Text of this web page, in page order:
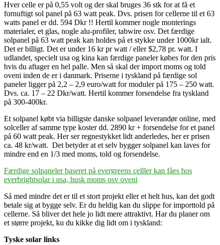
Hver celle er på 0,55 volt og der skal bruges 36 stk for at få et
fornuftigt sol panel på 63 watt peak. Dvs. prisen for cellerne til et 63
watts panel er dd. 594 Dkr !! Hertil kommer nogle monterings
materialer, et glas, nogle alu-profiler, tabwire osv. Det færdige
solpanel på 63 watt peak kan holdes på et stykke under 1000kr ialt.
Det er billigt. Det er under 16 kr pr watt / eller $2,78 pr. watt. I
udlandet, specielt usa og kina kan færdige paneler købes for den pris
hvis du aftager en hel palle. Men så skal der import moms og told
oveni inden de er i danmark. Priserne i tyskland på færdige sol
paneler ligger på 2,2 – 2,9 euro/watt for moduler på 175 – 250 watt.
Dvs. ca. 17 – 22 Dkr/watt. Hertil kommer forsendelse fra tyskland
på 300-400kr.
Et solpanel købt via billigste danske solpanel leverandør online, med
solceller af samme type koster dd. 2890 kr + forsendelse for et panel
på 60 watt peak. Her ser regnestykket lidt anderledes, her er prisen
ca. 48 kr/watt. Det betyder at et selv bygger solpanel kan laves for
mindre end en 1/3 med moms, told og forsendelse.
Færdige solpaneler baseret på evergreens celller kan fåes hos
everbrightsolar i usa, husk moms osv oveni
Så med mindre det er til et stort projekt eller et helt hus, kan det godt
betale sig at bygge selv. Er du heldig kan du slippe for importtold på
cellerne. Så bliver det hele jo lidt mere attraktivt. Har du planer om
et større projekt, ku du kikke dig lidt om i tyskland:
Tyske solar links